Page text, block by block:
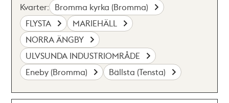
Kvarter: Bromma kyrka (Bromma)
FLYSTA
MARIEHÄLL
NORRA ÄNGBY
ULVSUNDA INDUSTRIOMRÅDE
Eneby (Bromma)
Bällsta (Tensta)